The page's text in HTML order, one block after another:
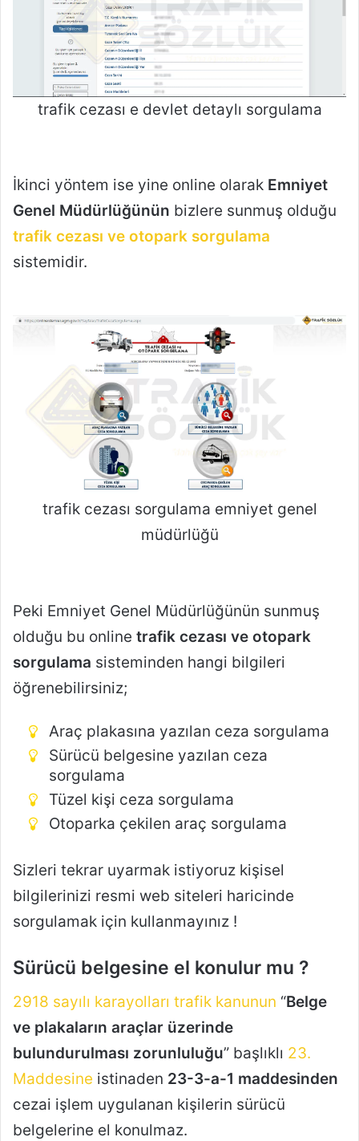
trafik cezası e devlet detaylı sorgulama
İkinci yöntem ise yine online olarak Emniyet
Genel Müdürlüğünün bizlere sunmuş olduğu
trafik cezası ve otopark sorgulama
sistemidir.
trafik cezası sorgulama emniyet genel
müdürlüğü
Peki Emniyet Genel Müdürlüğünün sunmuş
olduğu bu online trafik cezası ve otopark
sorgulama sisteminden hangi bilgileri
öğrenebilirsiniz;
Araç plakasına yazılan ceza sorgulama
Sürücü belgesine yazılan ceza
sorgulama
Tüzel kişi ceza sorgulama
Otoparka çekilen araç sorgulama
Sizleri tekrar uyarmak istiyoruz kişisel
bilgilerinizi resmi web siteleri haricinde
sorgulamak için kullanmayınız !
Sürücü belgesine el konulur mu ?
2918 sayılı karayolları trafik kanunun “Belge
ve plakaların araçlar üzerinde
bulundurulması zorunluluğu” başlıklı 23.
Maddesine istinaden 23-3-a-1 maddesinden
cezai işlem uygulanan kişilerin sürücü
belgelerine el konulmaz.